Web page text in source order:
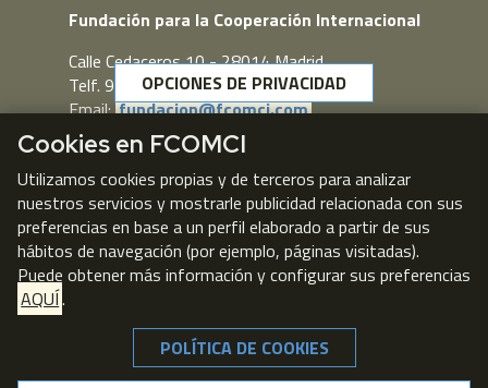
Fundación para la Cooperación Internacional
Calle Cedaceros,10 - 28014 Madrid
Telf. 91 431 77 80
Email: fundacion@fcomci.com
Webmail
OPCIONES DE PRIVACIDAD
Cookies en FCOMCI
Utilizamos cookies propias y de terceros para analizar
nuestros servicios y mostrarle publicidad relacionada con sus
preferencias en base a un perfil elaborado a partir de sus
hábitos de navegación (por ejemplo, páginas visitadas).
Puede obtener más información y configurar sus preferencias
AQUÍ.
POLÍTICA DE COOKIES